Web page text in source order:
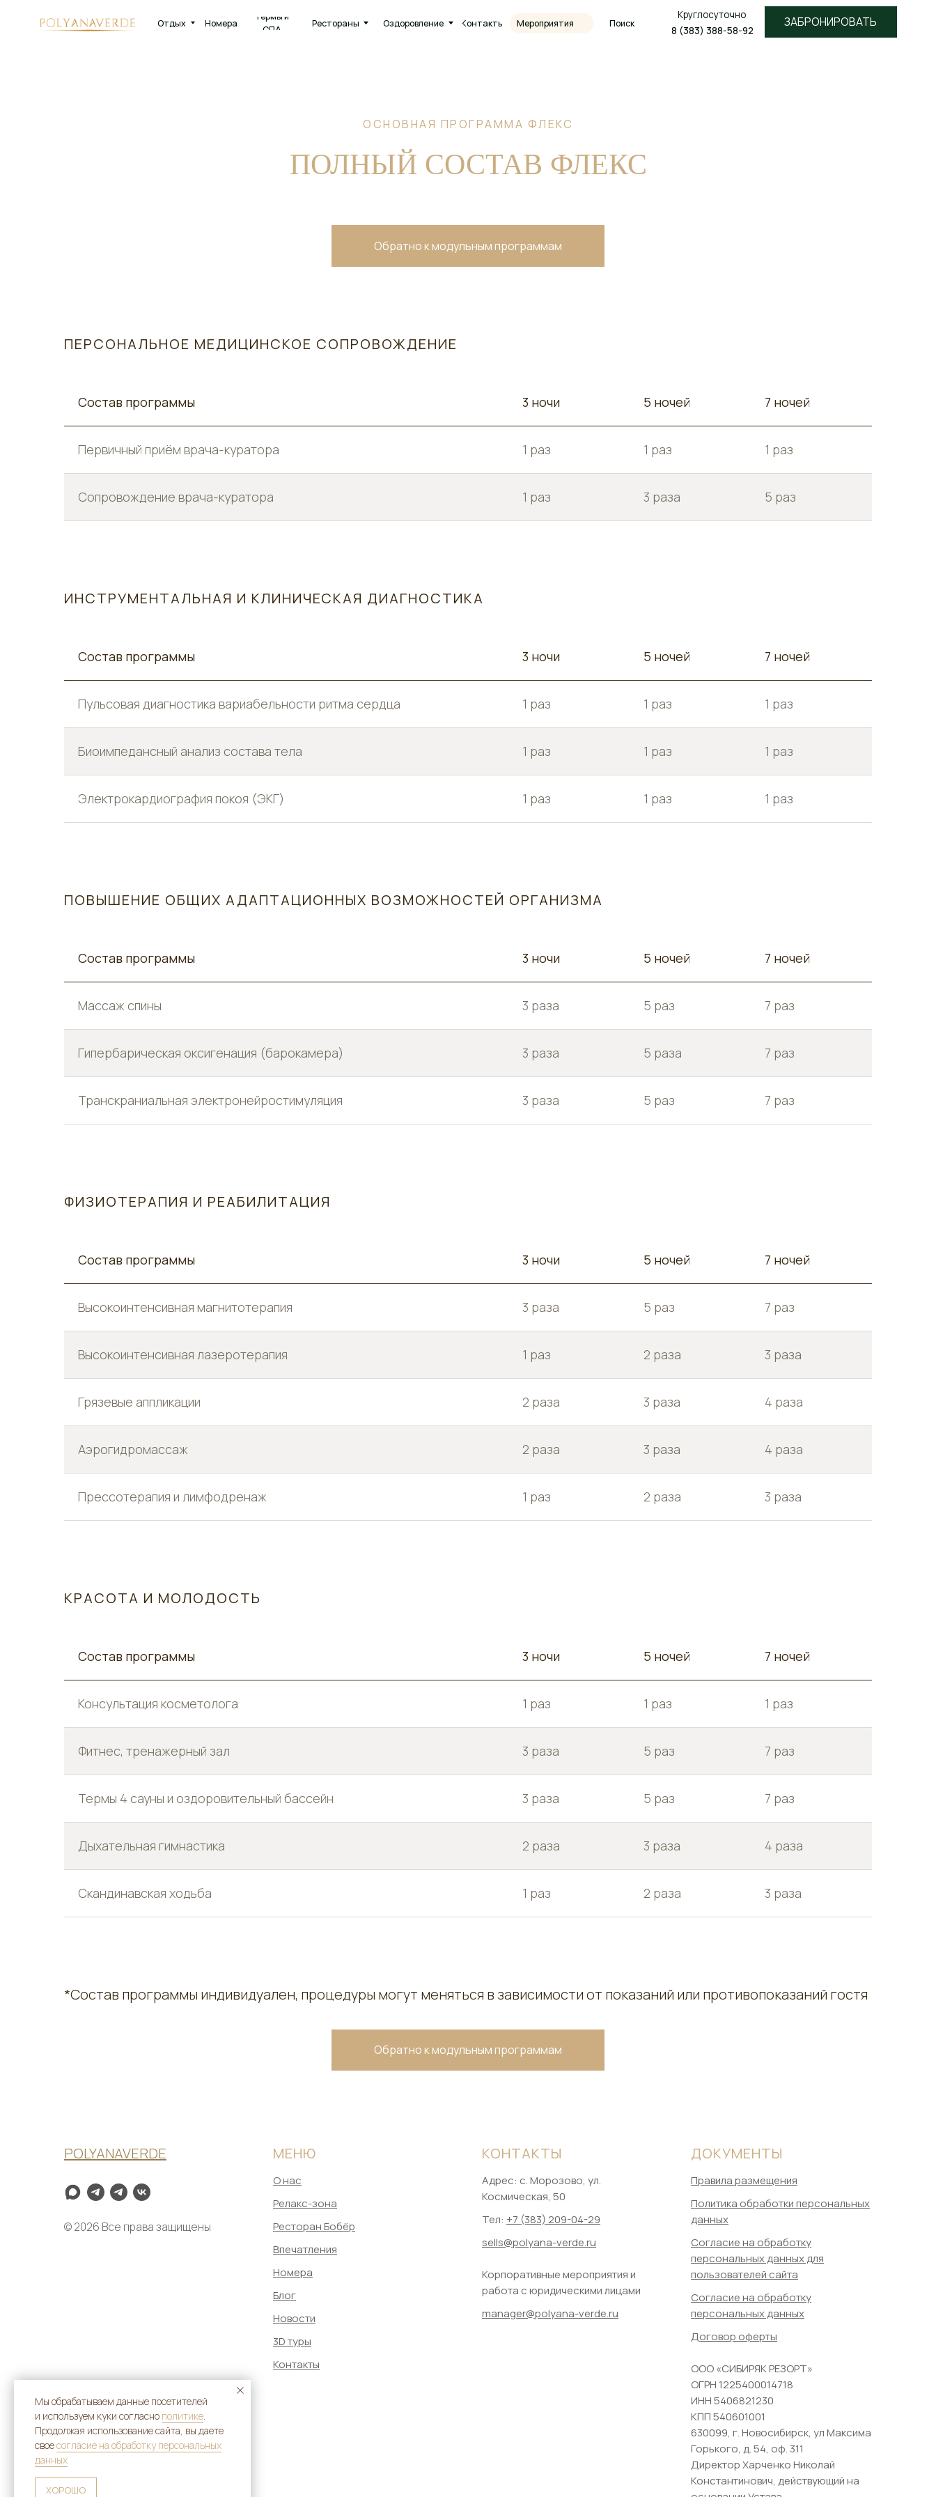
Мы обрабатываем данные посетителей
и используем куки согласно политике.
Продолжая использование сайта, вы даете
своесогласие на обработку персональных
данных
ХОРОШО
ЗАБРОНИРОВАТЬ
Рестораны Контакты
Оздоровление Мероприятия Поиск
Термы и
СПА
Номера
8 (383) 388-58-92
Отдых
ОСНОВНАЯ ПРОГРАММА ФЛЕКС
ПОЛНЫЙ СОСТАВ ФЛЕКС
Обратно к модульным программам
ПЕРСОНАЛЬНОЕ МЕДИЦИНСКОЕ СОПРОВОЖДЕНИЕ
Состав программы 3 ночи 5 ночей 7 ночей
Первичный приём врача-куратора 1 раз 1 раз 1 раз
Сопровождение врача-куратора 1 раз 3 раза 5 раз
ИНСТРУМЕНТАЛЬНАЯ И КЛИНИЧЕСКАЯ ДИАГНОСТИКА
Состав программы 3 ночи 5 ночей 7 ночей
Пульсовая диагностика вариабельности ритма сердца 1 раз 1 раз 1 раз
Биоимпедансный анализ состава тела 1 раз 1 раз 1 раз
Электрокардиография покоя (ЭКГ) 1 раз 1 раз 1 раз
ПОВЫШЕНИЕ ОБЩИХ АДАПТАЦИОННЫХ ВОЗМОЖНОСТЕЙ ОРГАНИЗМА
Состав программы 3 ночи 5 ночей 7 ночей
Массаж спины 3 раза 5 раз 7 раз
Гипербарическая оксигенация (барокамера) 3 раза 5 раза 7 раз
Транскраниальная электронейростимуляция 3 раза 5 раз 7 раз
ФИЗИОТЕРАПИЯ И РЕАБИЛИТАЦИЯ
Состав программы 3 ночи 5 ночей 7 ночей
Высокоинтенсивная магнитотерапия 3 раза 5 раз 7 раз
Высокоинтенсивная лазеротерапия 1 раз 2 раза 3 раза
Грязевые аппликации 2 раза 3 раза 4 раза
Аэрогидромассаж 2 раза 3 раза 4 раза
Прессотерапия и лимфодренаж 1 раз 2 раза 3 раза
КРАСОТА И МОЛОДОСТЬ
Состав программы 3 ночи 5 ночей 7 ночей
Консультация косметолога 1 раз 1 раз 1 раз
Фитнес, тренажерный зал 3 раза 5 раз 7 раз
Термы 4 сауны и оздоровительный бассейн 3 раза 5 раз 7 раз
Дыхательная гимнастика 2 раза 3 раза 4 раза
Скандинавская ходьба 1 раз 2 раза 3 раза
*Состав программы индивидуален, процедуры могут меняться в зависимости от показаний или противопоказаний гостя
Обратно к модульным программам
POLYANAVERDE
© 2026 Все права защищены
МЕНЮ
О нас
Релакс-зона
Ресторан Бобёр
Впечатления
Номера
Блог
Новости
3D туры
Контакты
КОНТАКТЫ
Адрес: ​с. Морозово, ул.
Космическая, 50
Тел: +7 (383) 209-04-29
sells@polyana-verde.ru
Корпоративные мероприятия и
работа с юридическими лицами
manager@polyana-verde.ru
ДОКУМЕНТЫ
Правила размещения
Политика обработки персональных
данных
Согласие на обработку
персональных данных для
пользователей сайта
Согласие на обработку
персональных данных
Договор оферты
ООО «СИБИРЯК РЕЗОРТ»
ОГРН 1225400014718
ИНН 5406821230
КПП 540601001
630099, г. Новосибирск, ул Максима
Горького, д. 54, оф. 311
Директор Харченко Николай
Константинович, действующий на